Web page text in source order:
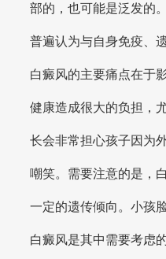
部的，也可能是泛发的
普遍认为与自身免疫、
白癜风的主要痛点在于
健康造成很大的负担，
长会非常担心孩子因为
嘲笑。需要注意的是，
一定的遗传倾向。小孩
白癜风是其中需要考虑